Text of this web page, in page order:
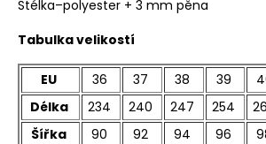
Stélka–polyester + 3 mm pěna
Tabulka velikostí
EU 36 37 38 39
Délka
234 240 247 254
Šířka
90 92 94 96